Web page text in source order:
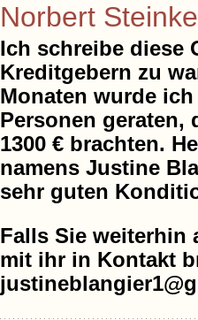
Norbert
Ich schreibe diese
Kreditgebern zu
Monaten wurde
Personen geraten,
1300 € brachten.
namens Justine
sehr guten
Falls Sie weiterhin
mit ihr in Kontakt